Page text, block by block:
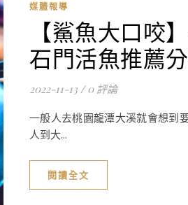
媒體報導
【鯊魚大口咬
石門活魚推薦
2022-11-13 / 0 評論
一般人去桃園龍潭大溪就會想到
人到大...
閱讀全文